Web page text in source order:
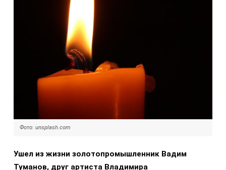
Фото: unsplash.com
Ушел из жизни золотопромышленник Вадим
Туманов, друг артиста Владимира